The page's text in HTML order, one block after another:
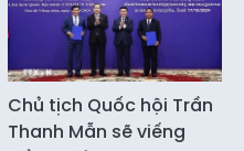
Chủ tịch Quốc hội Trần
Thanh Mẫn sẽ viếng